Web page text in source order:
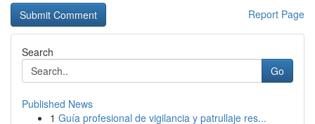
Report Page
Search
Go
Published News
1 Guía profesional de vigilancia y patrullaje res...